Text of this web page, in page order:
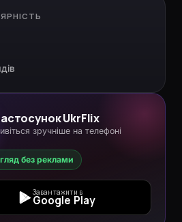
UkrFlix
зручніше на телефоні
без реклами
Завантажити в
Google Play